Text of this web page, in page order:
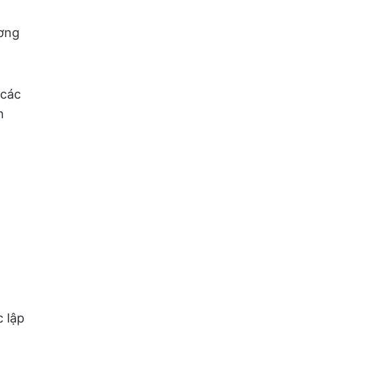
lập